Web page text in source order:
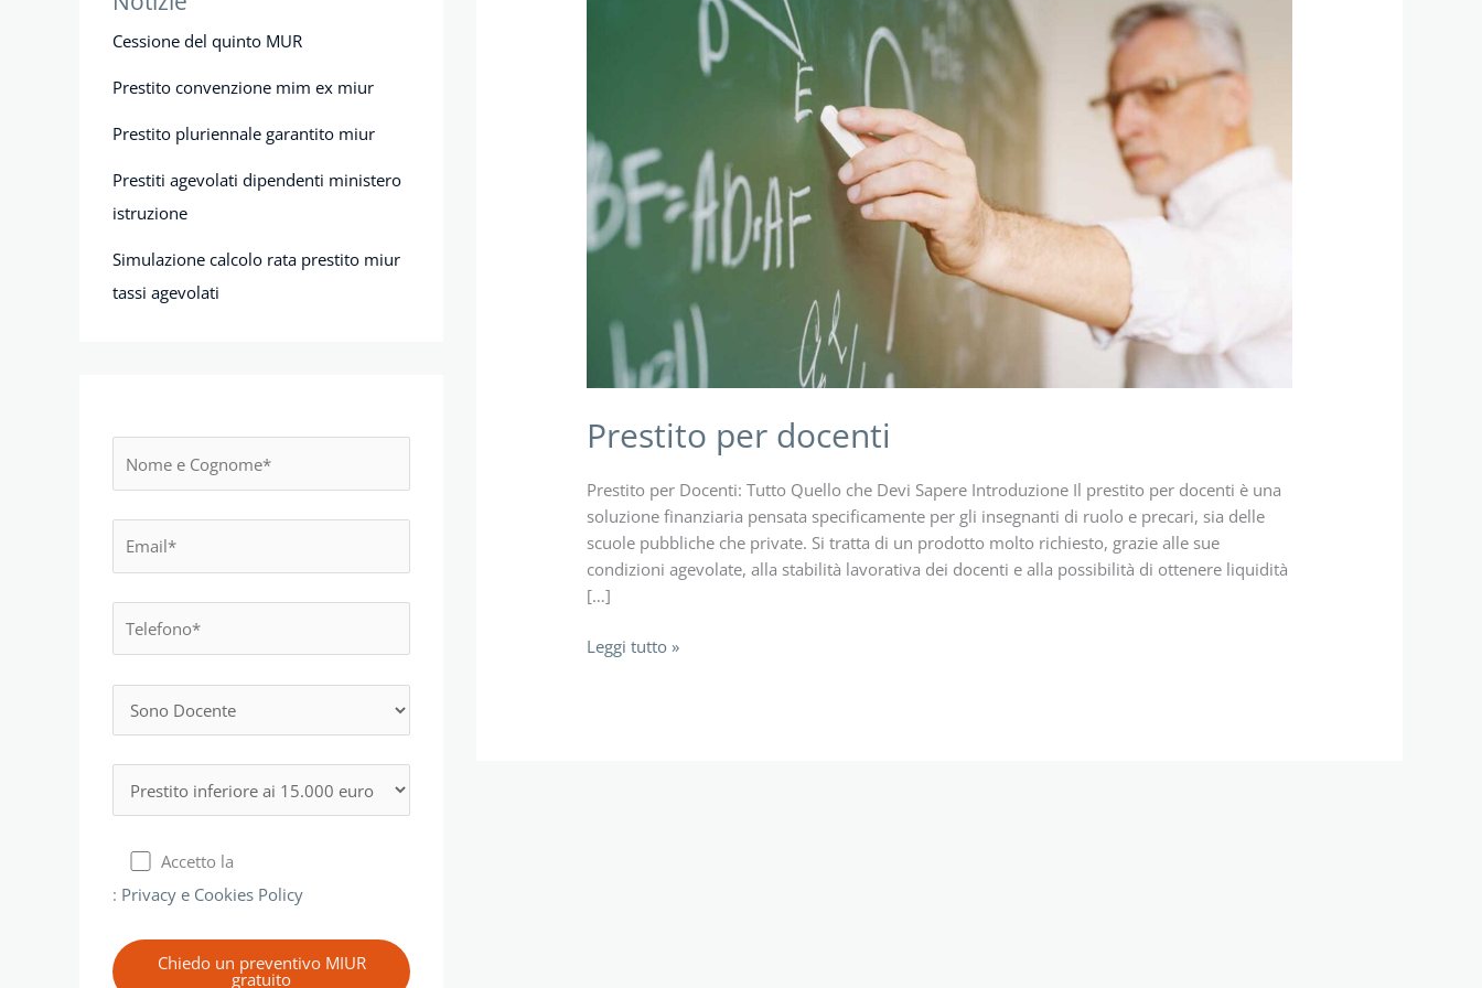
Cessione del quinto MUR
Prestito convenzione mim ex miur
Prestito pluriennale garantito miur
Prestiti agevolati dipendenti ministero
istruzione
Simulazione calcolo rata prestito miur
tassi agevolati
Accetto la
: Privacy e Cookies Policy
Chiedo un preventivo MIUR
gratuito
Prestito per docenti
Prestito per Docenti: Tutto Quello che Devi Sapere Introduzione Il prestito per docenti è una
soluzione finanziaria pensata specificamente per gli insegnanti di ruolo e precari, sia delle
scuole pubbliche che private. Si tratta di un prodotto molto richiesto, grazie alle sue
condizioni agevolate, alla stabilità lavorativa dei docenti e alla possibilità di ottenere liquidità
[…]
Prestito
Leggi tutto »